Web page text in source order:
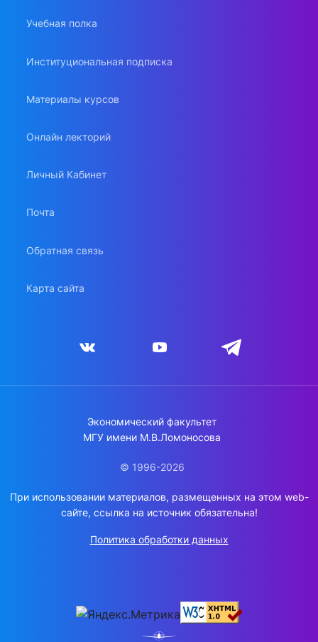
Учебная полка
Институциональная подписка
Материалы курсов
Онлайн лекторий
Личный Кабинет
Почта
Обратная связь
Карта сайта
Экономический факультет
МГУ имени М.В.Ломоносова
© 1996-2026
При использовании материалов, размещенных на этом web-
сайте, ссылка на источник обязательна!
Политика обработки данных